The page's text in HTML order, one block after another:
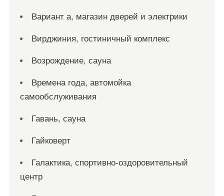
Вариант а, магазин дверей и электрики
Вирджиния, гостиничный комплекс
Возрождение, сауна
Времена года, автомойка
самообслуживания
Гавань, сауна
Гайковерт
Галактика, спортивно-оздоровительный
центр